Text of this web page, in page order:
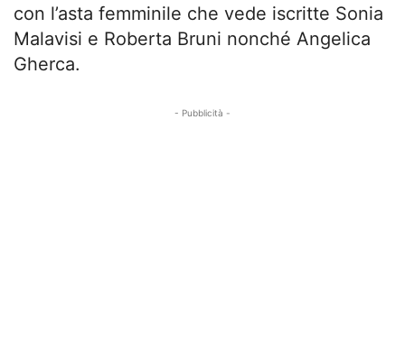
con l’asta femminile che vede iscritte Sonia
Malavisi e Roberta Bruni nonché Angelica
Gherca.
- Pubblicità -